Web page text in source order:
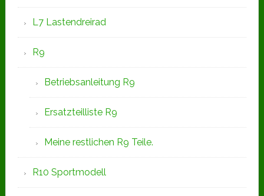
L7 Lastendreirad
R9
Betriebsanleitung R9
Ersatzteilliste R9
Meine restlichen R9 Teile.
R10 Sportmodell